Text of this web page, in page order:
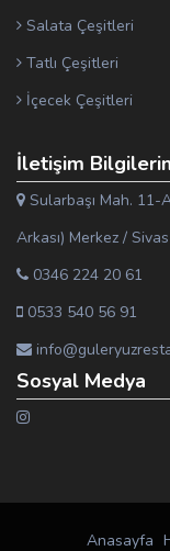
Salata Çeşitleri
Tatlı Çeşitleri
İçecek Çeşitleri
İletişim
Sularbaşı Mah.
Arkası) Merkez / Sivas
0346 224 20 61
0533 540 56 91
Sosyal Medya
Anasayfa